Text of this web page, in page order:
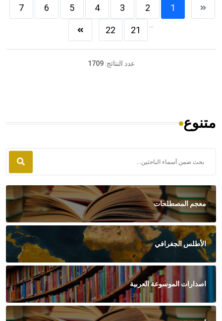
1
2
3
4
5
6
7
...
21
22
عدد النتائج:1709
متنوع
معجم المصطلحات
الأطلس الجغرافي
اصدارات الموسوعة العربية